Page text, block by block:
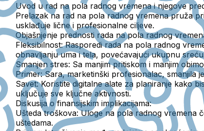
Uvod u rad na pola radnog vremena i njegove
Prelazak na rad na pola radnog vremena pruža
usklađuje lične i profesionalne ciljeve.
Objašnjenje prednosti rada na pola radnog
Fleksibilnost:Rasporedi rada na pola radnog
obnavljanju uma i tela, povećavajući ukupnu
Smanjen stres: Sa manjim pritiskom i manjim
Primer:Sara, marketinški profesionalac, smanjila
Savet:Koristite digitalne alate za planiranje kako
uključuje sve ključne aktivnosti.
Diskusija o finansijskim implikacijama:
Ušteda troškova:Uloge na pola radnog vremena
uštedama.